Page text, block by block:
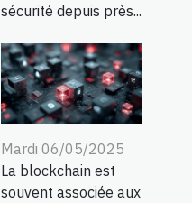
sécurité depuis près...
Mardi 06/05/2025
La blockchain est
souvent associée aux